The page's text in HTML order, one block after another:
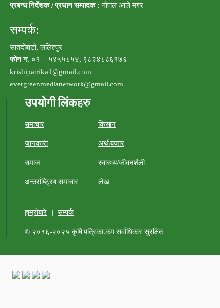
प्रबन्ध निर्देशक / प्रधान सम्पादक : गोपाल आले मगर
सम्पर्क:
सातदोबाटो, ललितपुर
फोन नं. ०१ – ५४५५८५४, ९८२४८८६१७६
krishipatrika1@gmail.com
evergreenmedianetwork@gmail.com
उपयोगी लिंकहरु
समाचार किसान
जानकारी अर्थ/बजार
समाज स्वास्थ्य/जीवनशैली
अन्तर्राष्ट्रिय समाचार लेख
हाम्रोबारे | सम्पर्क
© २०१६-२०२५कृषि पत्रिका.कमसर्वाधिकार सुरक्षित